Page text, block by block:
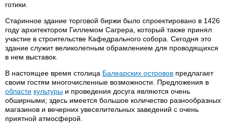
готики.
Старинное здание торговой биржи было спроектировано в 1426
году архитектором Гиллемом Сагрера, который также принял
участие в строительстве Кафедрального собора. Сегодня это
здание служит великолепным обрамлением для проводящихся
в нем выставок.
В настоящее время столица Балеарских островов предлагает
своим гостям многочисленные возможности. Предложения в
области культуры и проведения досуга являются очень
обширными; здесь имеется большое количество разнообразных
магазинов и вечерних увеселительных заведений с очень
приятной атмосферой.